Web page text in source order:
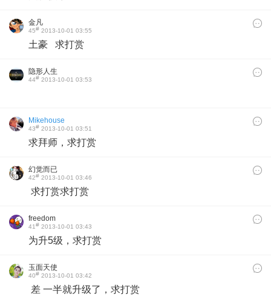
金凡
45# 2013-10-01 03:55
土豪 求打赏
隐形人生
44# 2013-10-01 03:53
Mikehouse
43# 2013-10-01 03:51
求拜师，求打赏
幻觉而已
42# 2013-10-01 03:46
求打赏求打赏
freedom
41# 2013-10-01 03:43
为升5级，求打赏
玉面天使
40# 2013-10-01 03:42
差 一半就升级了，求打赏